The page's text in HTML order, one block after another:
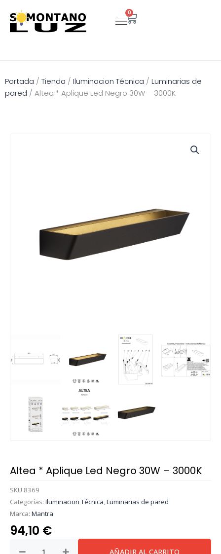
contenido
0
Carrito
Portada / Tienda / Iluminacion Técnica / Luminarias de
pared / Altea * Aplique Led Negro 30W – 3000K
Altea * Aplique Led Negro 30W – 3000K
SKU 8369
Categorías: Iluminacion Técnica,Luminarias de pared
Marca: Mantra
94,10 €
AÑADIR AL CARRITO